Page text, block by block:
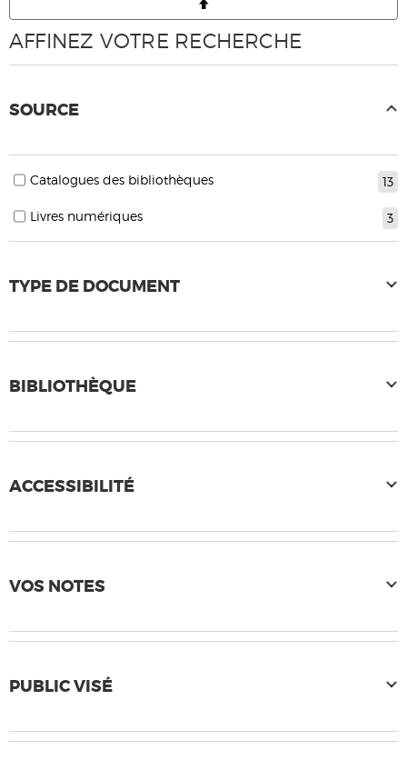
AFFINEZ VOTRE RECHERCHE
SOURCE
13
Catalogues des bibliothèques
3
Livres numériques
TYPE DE DOCUMENT
BIBLIOTHÈQUE
ACCESSIBILITÉ
VOS NOTES
PUBLIC VISÉ